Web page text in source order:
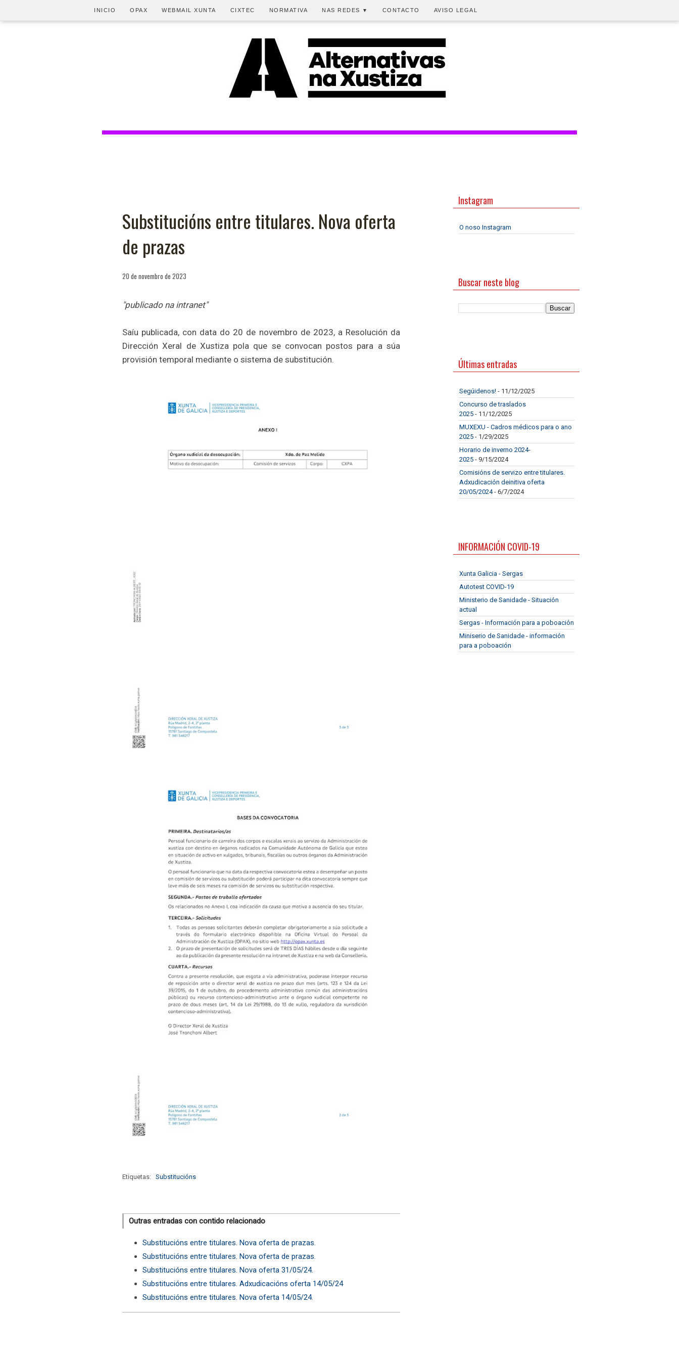
INICIO OPAX WEBMAIL XUNTA CIXTEC NORMATIVA NAS REDES ▼ CONTACTO AVISO LEGAL
Substitucións entre titulares. Nova oferta
de prazas
20 de novembro de 2023
"publicado na intranet"
Saíu publicada, con data do 20 de novembro de 2023, a Resolución da
Dirección Xeral de Xustiza pola que se convocan postos para a súa
provisión temporal mediante o sistema de substitución.
Etiquetas: Substitucións
Outras entradas con contido relacionado
Substitucións entre titulares. Nova oferta de prazas.
Substitucións entre titulares. Nova oferta de prazas.
Substitucións entre titulares. Nova oferta 31/05/24.
Substitucións entre titulares. Adxudicacións oferta 14/05/24
Substitucións entre titulares. Nova oferta 14/05/24.
Instagram
O noso Instagram
Buscar neste blog
Últimas entradas
Segúidenos! - 11/12/2025
Concurso de traslados
2025 - 11/12/2025
MUXEXU - Cadros médicos para o ano
2025 - 1/29/2025
Horario de inverno 2024-
2025 - 9/15/2024
Comisións de servizo entre titulares.
Adxudicación deinitiva oferta
20/05/2024- 6/7/2024
INFORMACIÓN COVID-19
Xunta Galicia - Sergas
Autotest COVID-19
Ministerio de Sanidade - Situación
actual
Sergas - Información para a poboación
Miniserio de Sanidade - información
para a poboación